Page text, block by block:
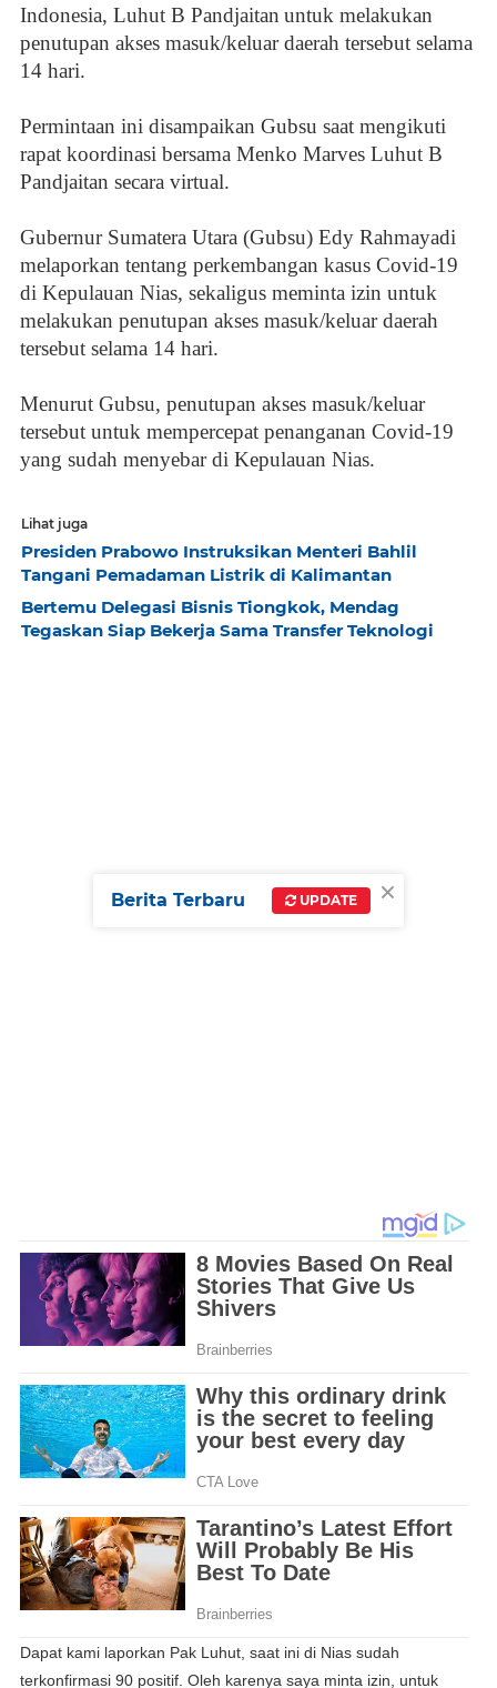
Indonesia, Luhut B Pandjaitan untuk melakukan
penutupan akses masuk/keluar daerah tersebut selama
14 hari.
Permintaan ini disampaikan Gubsu saat mengikuti
rapat koordinasi bersama Menko Marves Luhut B
Pandjaitan secara virtual.
Gubernur Sumatera Utara (Gubsu) Edy Rahmayadi
melaporkan tentang perkembangan kasus Covid-19
di Kepulauan Nias, sekaligus meminta izin untuk
melakukan penutupan akses masuk/keluar daerah
tersebut selama 14 hari.
Menurut Gubsu, penutupan akses masuk/keluar
tersebut untuk mempercepat penanganan Covid-19
yang sudah menyebar di Kepulauan Nias.
Lihat juga
Presiden Prabowo Instruksikan Menteri Bahlil
Tangani Pemadaman Listrik di Kalimantan
Bertemu Delegasi Bisnis Tiongkok, Mendag
Tegaskan Siap Bekerja Sama Transfer Teknologi
Dapat kami laporkan Pak Luhut, saat ini di Nias sudah
terkonfirmasi 90 positif. Oleh karenya saya minta izin, untuk
×
Berita Terbaru UPDATE